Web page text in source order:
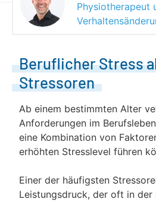
Physiotherapeut
Beruflicher Stress
Stressoren
Ab einem bestimmten Alter
Anforderungen im
eine Kombination von
erhöhten Stresslevel führen
Einer der häufigsten
Leistungsdruck, der oft in